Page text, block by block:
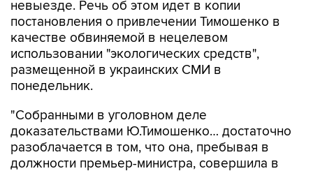
невыезде. Речь об этом идет в копии
постановления о привлечении Тимошенко в
качестве обвиняемой в нецелевом
использовании "экологических средств",
размещенной в украинских СМИ в
понедельник.
"Собранными в уголовном деле
доказательствами Ю.Тимошенко… достаточно
разоблачается в том, что она, пребывая в
должности премьер-министра, совершила в